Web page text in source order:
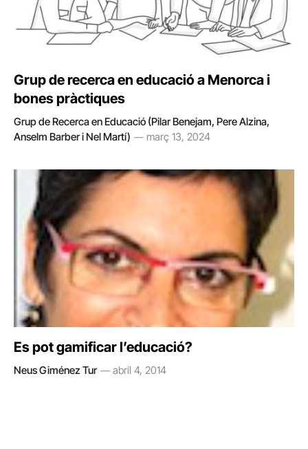
Grup de recerca en educació a Menorca i
bones pràctiques
Grup de Recerca en Educació (Pilar Benejam, Pere Alzina,
Anselm Barber i Nel Martí)
març 13, 2024
Es pot gamificar l’educació?
Neus Giménez Tur abril 4, 2014